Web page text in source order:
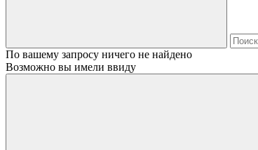
По вашему запросу ничего не найдено
Возможно вы имели ввиду